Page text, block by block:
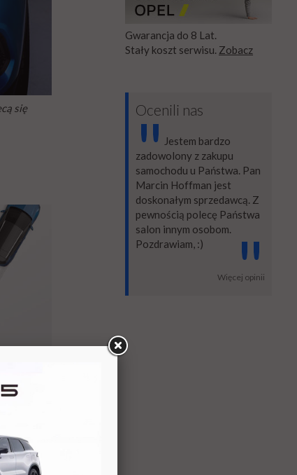
się
Gwarancja do 8 Lat.
Stały koszt serwisu. Zobacz
Ocenili nas
"Jestem bardzo
zadowolony z zakupu
samochodu u Państwa. Pan
Marcin Hoffman jest
doskonałym sprzedawcą. Z
pewnością polecę Państwa
salon innym osobom.
Pozdrawiam, :)
"
Więcej opinii